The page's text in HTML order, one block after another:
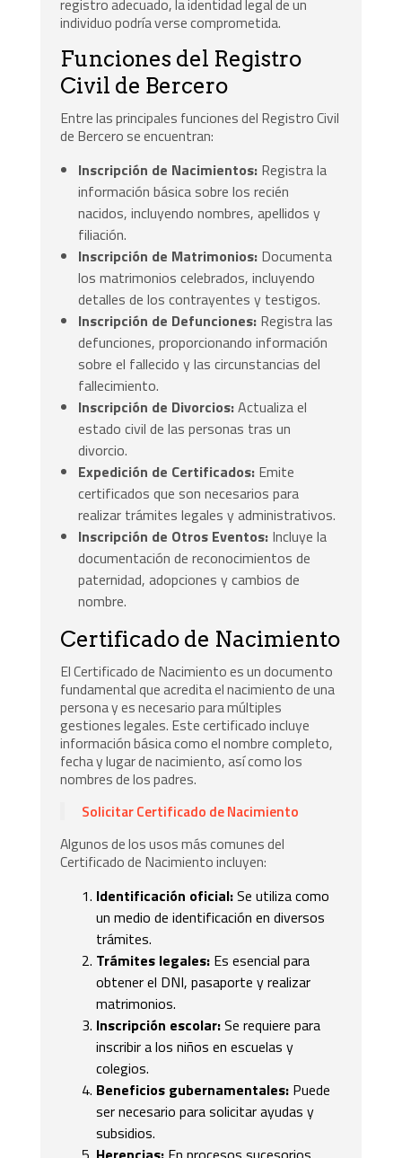
registro adecuado, la identidad legal de un
individuo podría verse comprometida.
Funciones del Registro
Civil de Bercero
Entre las principales funciones del Registro Civil
de Bercero se encuentran:
Inscripción de Nacimientos: Registra la
información básica sobre los recién
nacidos, incluyendo nombres, apellidos y
filiación.
Inscripción de Matrimonios: Documenta
los matrimonios celebrados, incluyendo
detalles de los contrayentes y testigos.
Inscripción de Defunciones: Registra las
defunciones, proporcionando información
sobre el fallecido y las circunstancias del
fallecimiento.
Inscripción de Divorcios:Actualiza el
estado civil de las personas tras un
divorcio.
Expedición de Certificados: Emite
certificados que son necesarios para
realizar trámites legales y administrativos.
Inscripción de Otros Eventos: Incluye la
documentación de reconocimientos de
paternidad, adopciones y cambios de
nombre.
Certificado de Nacimiento
El Certificado de Nacimiento es un documento
fundamental que acredita el nacimiento de una
persona y es necesario para múltiples
gestiones legales. Este certificado incluye
información básica como el nombre completo,
fecha y lugar de nacimiento, así como los
nombres de los padres.
Solicitar Certificado de Nacimiento
Algunos de los usos más comunes del
Certificado de Nacimiento incluyen:
Identificación oficial:Se utiliza como
un medio de identificación en diversos
trámites.
Trámites legales: Es esencial para
obtener el DNI, pasaporte y realizar
matrimonios.
Inscripción escolar:Se requiere para
inscribir a los niños en escuelas y
colegios.
Beneficios gubernamentales: Puede
ser necesario para solicitar ayudas y
subsidios.